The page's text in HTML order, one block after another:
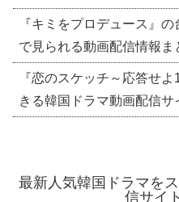
『キミをプロデュース』
で見られる動画配信情報ま
『恋のスケッチ～応答せ
きる韓国ドラマ動画配信サ
最新人気韓国ドラマを
信サイ